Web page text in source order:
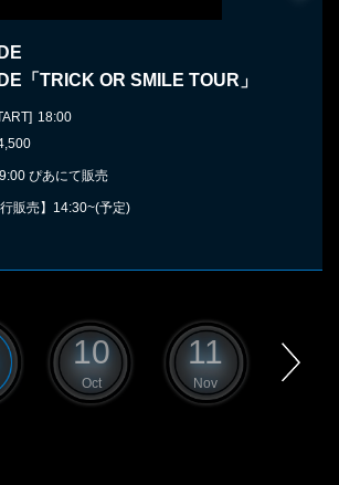
「TRICK OR SMILE TOUR」
18:00
ぴあにて販売
行販売】14:30~(予定)
10
Oct
11
Nov